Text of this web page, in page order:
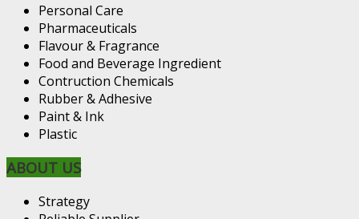
Personal Care
Pharmaceuticals
Flavour & Fragrance
Food and Beverage Ingredient
Contruction Chemicals
Rubber & Adhesive
Paint & Ink
Plastic
ABOUT US
Strategy